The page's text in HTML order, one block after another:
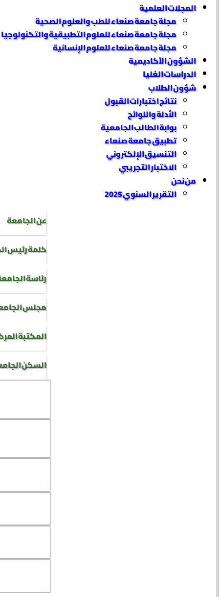
المجلات العلمية
مجلة جامعة صنعاء للطب والعلوم الصحية
مجلة جامعة صنعاء للعلوم التطبيقية والتكنولوجيا
مجلة جامعة صنعاء للعلوم الإنسانية
الشؤون الأكاديمية
الدراسات العُليا
شؤون الطلاب
نتائج اختبارات القبول
الأدلة واللوائح
بوابة الطالب الجامعية
تطبيق جامعة صنعاء
التنسيق الإلكتروني
الاختبار التجريبي
من نحن
التقرير السنوي 2025
عن الجامعة
كلمة رئيس
رئاسة
مجلس
المكتبة
السكن